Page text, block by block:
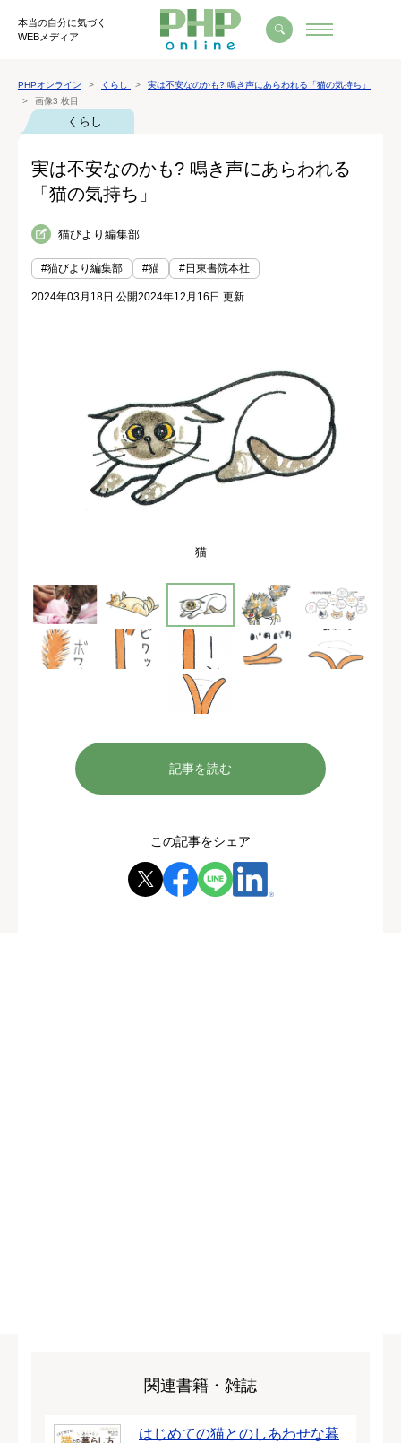
本当の自分に気づく
WEBメディア
PHPオンライン くらし
実は不安なのかも? 鳴き声にあらわれる「猫の気持ち」
画像3 枚目
くらし
実は不安なのかも? 鳴き声にあらわれる
「猫の気持ち」
猫びより編集部
#猫びより編集部 #猫 #日東書院本社
2024年03月18日 公開2024年12月16日 更新
猫
記事を読む
この記事をシェア
関連書籍・雑誌
はじめての猫とのしあわせな暮